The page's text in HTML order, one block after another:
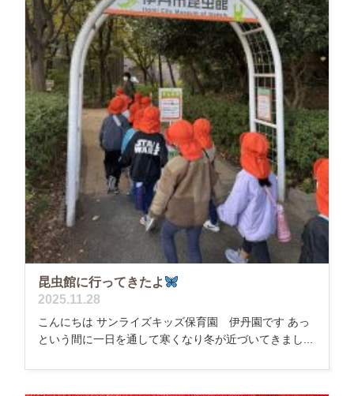
昆虫館に行ってきたよ
2025.11.28
こんにちは サンライズキッズ保育園 伊丹園です あっ
という間に一日を通して寒くなり冬が近づいてきまし...